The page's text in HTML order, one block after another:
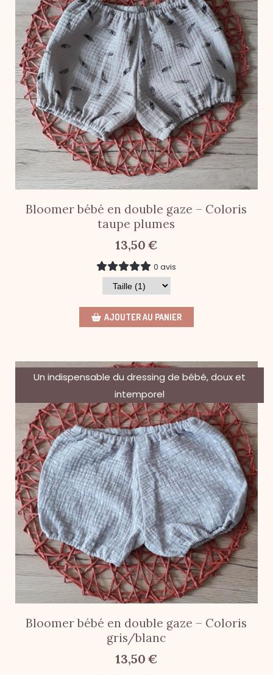
Bloomer bébé en double gaze – Coloris
taupe plumes
13,50 €
0 avis
AJOUTER AU PANIER
Un indispensable du dressing de bébé, doux et
intemporel
Bloomer bébé en double gaze – Coloris
gris/blanc
13,50 €